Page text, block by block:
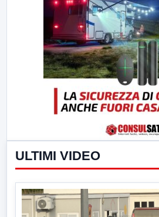
ULTIMI VIDEO